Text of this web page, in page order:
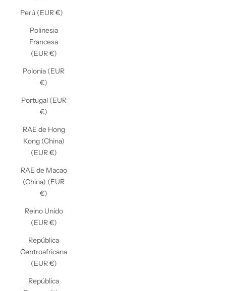
Perú (EUR €)
Polinesia
Francesa
(EUR €)
Polonia (EUR
€)
Portugal (EUR
€)
RAE de Hong
Kong (China)
(EUR €)
RAE de Macao
(China) (EUR
€)
Reino Unido
(EUR €)
República
Centroafricana
(EUR €)
República